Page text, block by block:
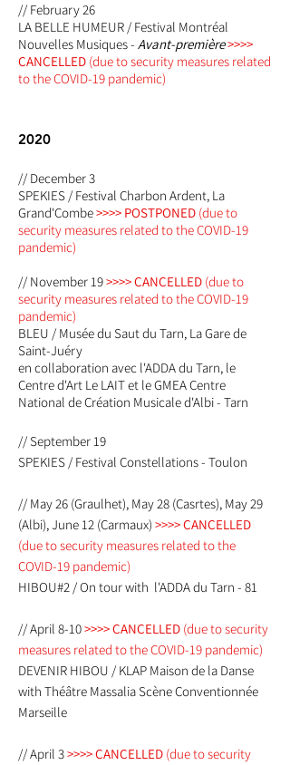
// February 26
LA BELLE HUMEUR / Festival Montréal
Nouvelles Musiques - Avant-première>>>>
CANCELLED (due to security measures related
to the COVID-19 pandemic)
2020
// December 3
SPEKIES / Festival Charbon Ardent, La
Grand'Combe>>>> POSTPONED (due to
security measures related to the COVID-19
pandemic)
// November 19>>>> CANCELLED (due to
security measures related to the COVID-19
pandemic)
BLEU / Musée du Saut du Tarn, La Gare de
Saint-Juéry
en collaboration avec l'ADDA du Tarn, le
Centre d'Art Le LAIT et le GMEA Centre
National de Création Musicale d'Albi - Tarn
// September 19
SPEKIES / Festival Constellations - Toulon
// May 26 (Graulhet), May 28 (Casrtes), May 29
(Albi), June 12 (Carmaux) >>>> CANCELLED
(due to security measures related to the
COVID-19 pandemic)
HIBOU#2 / On tour with l'ADDA du Tarn - 81
// April 8-10>>>> CANCELLED (due to security
measures related to the COVID-19 pandemic)
DEVENIR HIBOU / KLAP Maison de la Danse
with Théâtre Massalia Scène Conventionnée
Marseille
// April 3>>>> CANCELLED (due to security